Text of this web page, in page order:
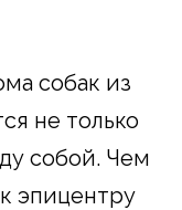
собак из
не только
собой. Чем
эпицентру